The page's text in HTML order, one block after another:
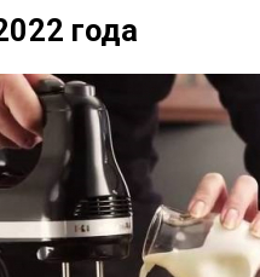
года